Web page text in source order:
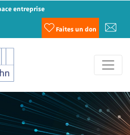
entreprise
Faites un don